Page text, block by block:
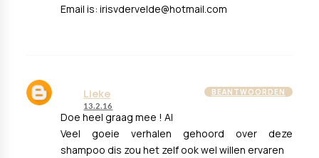
Email is: irisvdervelde@hotmail.com
Lieke
13.2.16
Doe heel graag mee ! Al
Veel goeie verhalen gehoord over deze
shampoo dis zou het zelf ook wel willen ervaren
BEANTWOORDEN